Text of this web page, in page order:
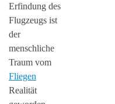
Erfindung des
Flugzeugs ist
der
menschliche
Traum vom
Fliegen
Realität